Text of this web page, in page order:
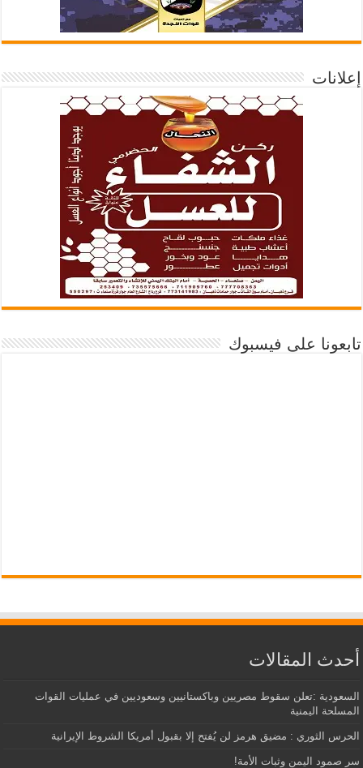
إعلانات
تابعونا على فيسبوك
أحدث المقالات
السعودية :تعلن سقوط مصريين وباكستانيين وسعوديين في عمليات القوات
المسلحة اليمنية
الحرس الثوري : مضيق هرمز لن يُفتح إلا بقبول أمريكا الشروط الإيرانية
سر صمود اليمن وثبات الأمة!